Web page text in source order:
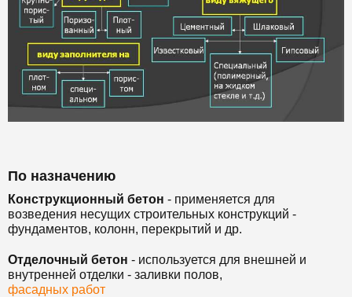
По назначению
Конструкционный бетон - применяется для
возведения несущих строительных конструкций -
фундаментов, колонн, перекрытий и др.
Отделочный бетон - используется для внешней и
внутренней отделки - заливки полов,
фасадных работ